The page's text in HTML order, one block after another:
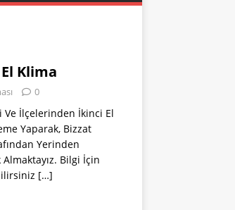
Klima
0
İlçelerinden İkinci El
Yaparak, Bizzat
Yerinden
Bilgi İçin
[…]